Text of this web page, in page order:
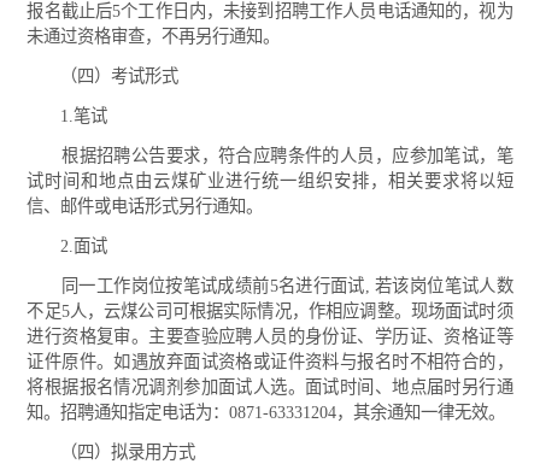
报名截止后5个工作日内，未接到招聘工作人员电话通知的，视为
未通过资格审查，不再另行通知。
（四）考试形式
1.笔试
根据招聘公告要求，符合应聘条件的人员，应参加笔试，笔
试时间和地点由云煤矿业进行统一组织安排，相关要求将以短
信、邮件或电话形式另行通知。
2.面试
同一工作岗位按笔试成绩前5名进行面试, 若该岗位笔试人数
不足5人，云煤公司可根据实际情况，作相应调整。现场面试时须
进行资格复审。主要查验应聘人员的身份证、学历证、资格证等
证件原件。如遇放弃面试资格或证件资料与报名时不相符合的，
将根据报名情况调剂参加面试人选。面试时间、地点届时另行通
知。招聘通知指定电话为：0871-63331204，其余通知一律无效。
（四）拟录用方式